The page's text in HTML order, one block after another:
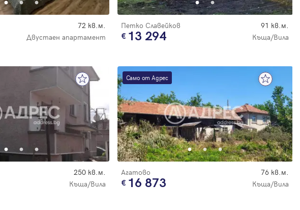
72 кв.м.
Двустаен апартамент
Петко Славейков 91 кв.м.
13 294 Къща/Вила
250 кв.м.
Къща/Вила
Само от Адрес
Агатово 76 кв.м.
16 873 Къща/Вила